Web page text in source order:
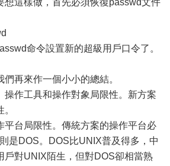
想這樣做，首先必須恢復passwd文件
命令設置新的超級用戶口令了。
再來作一個小小的總結。
操作工具和操作對象局限性。新方案
平台局限性。傳統方案的操作平台必
是DOS。DOS比UNIX普及得多，中
戶對UNIX陌生，但對DOS卻相當熟